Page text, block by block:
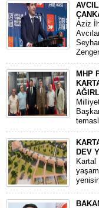
​Aziz
MHP
DEV
Kartal